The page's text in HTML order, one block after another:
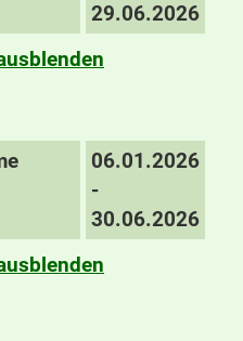
29.06.2026
06.01.2026
-
30.06.2026